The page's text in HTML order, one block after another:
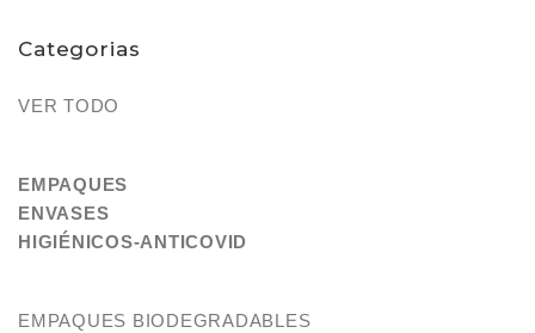
Categorias
VER TODO
EMPAQUES
ENVASES
HIGIÉNICOS-ANTICOVID
EMPAQUES BIODEGRADABLES